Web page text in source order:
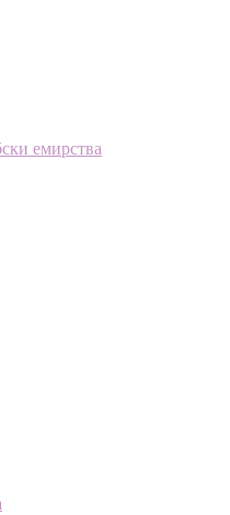
емирства